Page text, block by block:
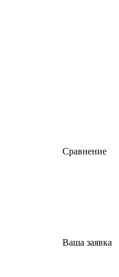
Сравнение
Ваша заявка